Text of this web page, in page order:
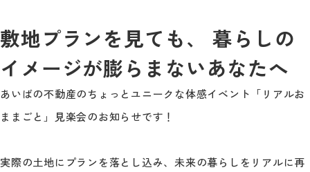
敷地プランを見ても、 暮らしの
イメージが膨らまないあなたへ
あいばの不動産のちょっとユニークな体感イベント「リアルお
ままごと」見楽会のお知らせです！
実際の土地にプランを落とし込み、未来の暮らしをリアルに再